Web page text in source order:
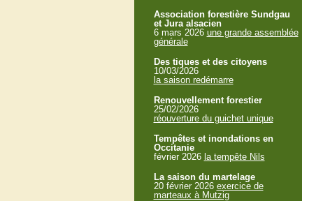
Association forestière Sundgau
et Jura alsacien
6 mars 2026 une grande assemblée
générale
Des tiques et des citoyens
10/03/2026
la saison redémarre
Renouvellement forestier
25/02/2026
réouverture du guichet unique
Tempêtes et inondations en
Occitanie
février 2026 la tempête Nils
La saison du martelage
20 février 2026 exercice de
marteaux à Mutzig